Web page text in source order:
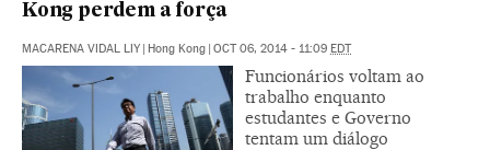
Kong perdem a força
MACARENA VIDAL LIY | Hong Kong | OCT 06, 2014 - 11:09 EDT
Funcionários voltam ao
trabalho enquanto
estudantes e Governo
tentam um diálogo